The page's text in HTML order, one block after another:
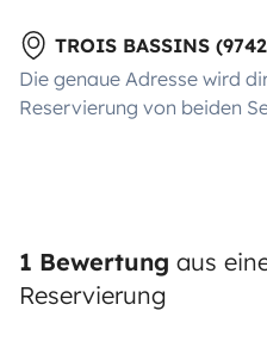
TROIS BASSINS
Die genaue Adresse wird
Reservierung von beiden
1 Bewertung aus
Reservierung